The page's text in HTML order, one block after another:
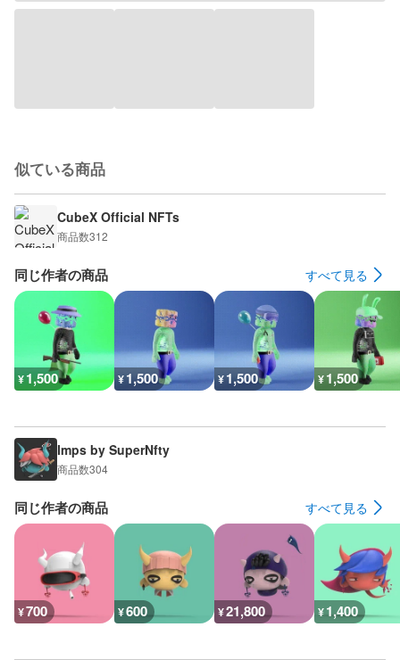
似ている商品
CubeX Official NFTs
商品数312
同じ作者の商品 すべて見る
¥1,500 ¥1,500 ¥1,500 ¥1,500
Imps by SuperNfty
商品数304
同じ作者の商品 すべて見る
¥700 ¥600 ¥21,800 ¥1,400